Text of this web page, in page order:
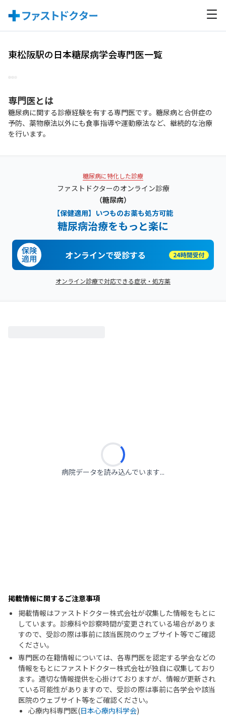
東松阪駅の日本糖尿病学会専門医一覧
専門医とは
糖尿病に関する診療経験を有する専門医です。糖尿病と合併症の
予防、薬物療法以外にも食事指導や運動療法など、継続的な治療
を行います。
糖尿病に特化した診療
ファストドクターのオンライン診療
（糖尿病）
【保健適用】いつものお薬も処方可能
糖尿病治療をもっと楽に
オンラインで受診する
オンライン診療で対応できる症状・処方薬
病院データを読み込んでいます...
掲載情報に関するご注意事項
掲載情報はファストドクター株式会社が収集した情報をもとに
しています。診療科や診察時間が変更されている場合がありま
すので、受診の際は事前に該当医院のウェブサイト等でご確認
ください。
専門医の在籍情報については、各専門医を認定する学会などの
情報をもとにファストドクター株式会社が独自に収集しており
ます。適切な情報提供を心掛けておりますが、情報が更新され
ている可能性がありますので、受診の際は事前に各学会や該当
医院のウェブサイト等をご確認ください。
心療内科専門医(日本心療内科学会)